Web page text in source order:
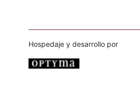
Hospedaje y desarrollo por